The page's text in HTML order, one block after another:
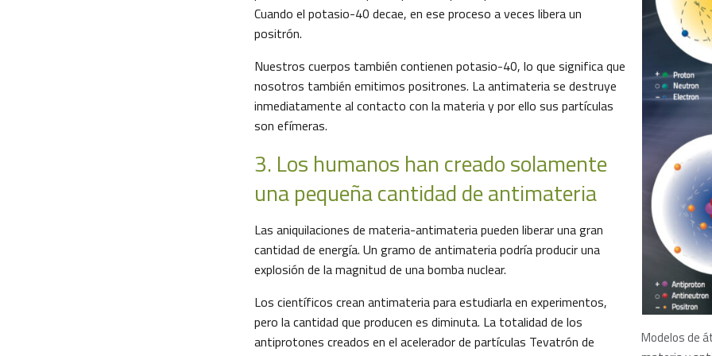
Modelos de
Cuando el potasio-40 decae, en ese proceso a veces libera un
positrón.
Nuestros cuerpos también contienen potasio-40, lo que significa que
nosotros también emitimos positrones. La antimateria se destruye
inmediatamente al contacto con la materia y por ello sus partículas
son efímeras.
3. Los humanos han creado solamente
una pequeña cantidad de antimateria
Las aniquilaciones de materia-antimateria pueden liberar una gran
cantidad de energía. Un gramo de antimateria podría producir una
explosión de la magnitud de una bomba nuclear.
Los científicos crean antimateria para estudiarla en experimentos,
pero la cantidad que producen es diminuta. La totalidad de los
antiprotones creados en el acelerador de partículas Tevatrón de